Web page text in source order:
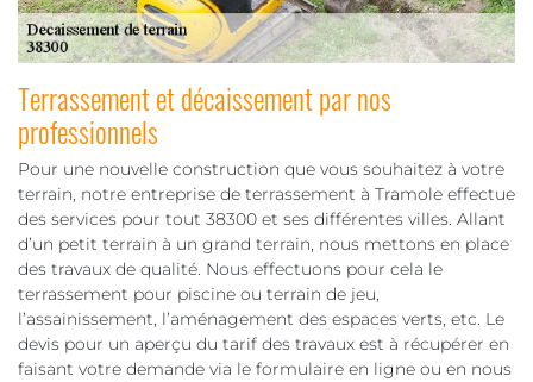
Terrassement et décaissement par nos
professionnels
Pour une nouvelle construction que vous souhaitez à votre
terrain, notre entreprise de terrassement à Tramole effectue
des services pour tout 38300 et ses différentes villes. Allant
d’un petit terrain à un grand terrain, nous mettons en place
des travaux de qualité. Nous effectuons pour cela le
terrassement pour piscine ou terrain de jeu,
l’assainissement, l’aménagement des espaces verts, etc. Le
devis pour un aperçu du tarif des travaux est à récupérer en
faisant votre demande via le formulaire en ligne ou en nous